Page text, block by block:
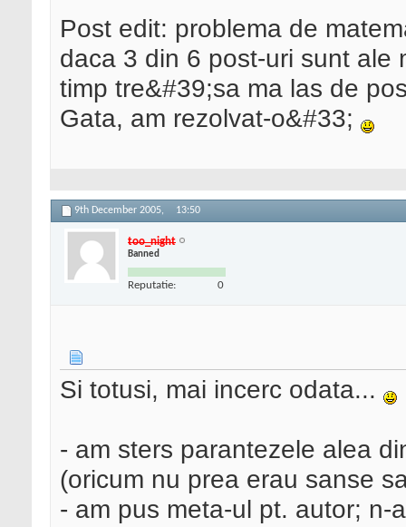
Post edit: problema de
daca 3 din 6 post-uri sunt ale
timp tre&#39;sa ma las de
Gata, am rezolvat-o&#33;
9th December 2005, 13:50
too_night
Banned
Reputatie: 0
Si totusi, mai incerc odata...
- am sters parantezele alea
(oricum nu prea erau sanse
- am pus meta-ul pt. autor; n-